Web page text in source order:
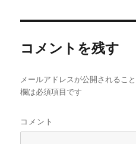
コメントを残す
メールアドレスが公開されること
欄は必須項目です
コメント